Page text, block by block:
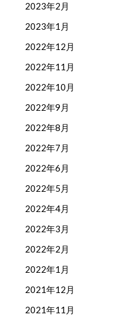
2023年2月
2023年1月
2022年12月
2022年11月
2022年10月
2022年9月
2022年8月
2022年7月
2022年6月
2022年5月
2022年4月
2022年3月
2022年2月
2022年1月
2021年12月
2021年11月